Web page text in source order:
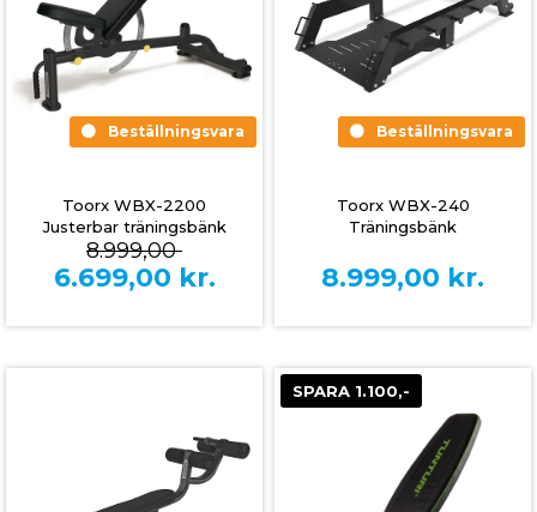
Beställningsvara
Toorx WBX-2200
Justerbar träningsbänk
8.999,00
6.699,00 kr.
Beställningsvara
Toorx WBX-240
Träningsbänk
8.999,00 kr.
SPARA 1.100,-